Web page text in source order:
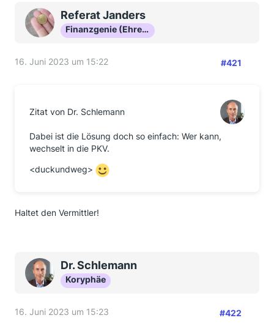
Referat Janders
Finanzgenie (Ehrenmitglied)
16. Juni 2023 um 15:22 #421
Zitat von Dr. Schlemann
Dabei ist die Lösung doch so einfach: Wer kann,
wechselt in die PKV.
<duckundweg>
Haltet den Vermittler!
Dr. Schlemann
Koryphäe
16. Juni 2023 um 15:23 #422